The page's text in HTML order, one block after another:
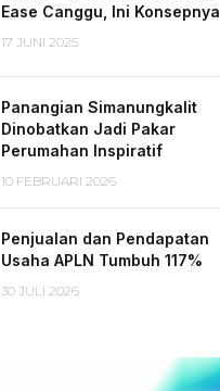
Ease Canggu, Ini Konsepnya
17 JUNI 2025
Panangian Simanungkalit
Dinobatkan Jadi Pakar
Perumahan Inspiratif
10 FEBRUARI 2026
Penjualan dan Pendapatan
Usaha APLN Tumbuh 117%
30 JULI 2026